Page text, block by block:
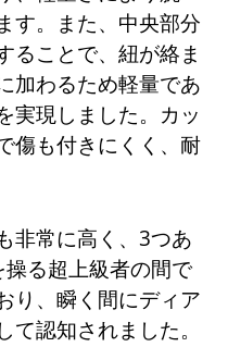
す。また、中央部分
ることで、紐が絡ま
加わるため軽量であ
実現しました。カッ
傷も付きにくく、耐
非常に高く、3つあ
る超上級者の間で
り、瞬く間にディア
認知されました。